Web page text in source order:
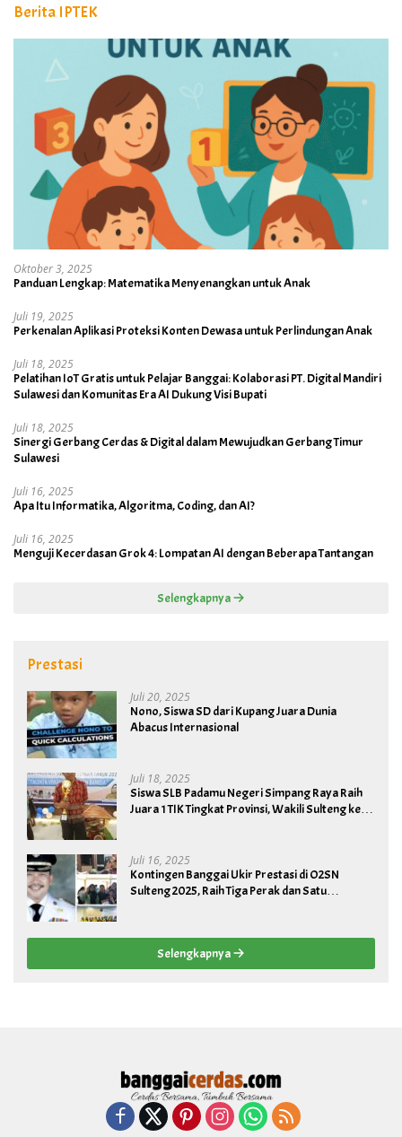
Berita IPTEK
Oktober 3, 2025
Panduan Lengkap: Matematika Menyenangkan untuk Anak
Juli 19, 2025
Perkenalan Aplikasi Proteksi Konten Dewasa untuk Perlindungan Anak
Juli 18, 2025
Pelatihan IoT Gratis untuk Pelajar Banggai: Kolaborasi PT. Digital Mandiri
Sulawesi dan Komunitas Era AI Dukung Visi Bupati
Juli 18, 2025
Sinergi Gerbang Cerdas & Digital dalam Mewujudkan Gerbang Timur
Sulawesi
Juli 16, 2025
Apa Itu Informatika, Algoritma, Coding, dan AI?
Juli 16, 2025
Menguji Kecerdasan Grok 4: Lompatan AI dengan Beberapa Tantangan
Selengkapnya
Prestasi
Juli 20, 2025
Nono, Siswa SD dari Kupang Juara Dunia
Abacus Internasional
Juli 18, 2025
Siswa SLB Padamu Negeri Simpang Raya Raih
Juara 1 TIK Tingkat Provinsi, Wakili Sulteng ke
Juli 16, 2025
Kontingen Banggai Ukir Prestasi di O2SN
Sulteng 2025, Raih Tiga Perak dan Satu
Selengkapnya